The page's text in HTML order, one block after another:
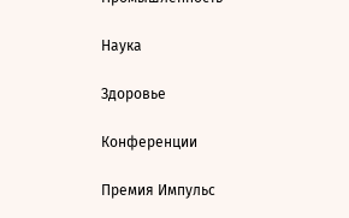
Наука
Здоровье
Конференции
Премия Импульс